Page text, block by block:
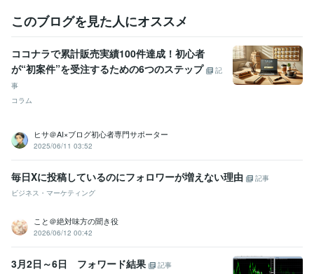
このブログを見た人にオススメ
ココナラで累計販売実績100件達成！初心者
が“初案件”を受注するための6つのステップ
記
事
コラム
ヒサ＠AI×ブログ初心者専門サポーター
2025/06/11 03:52
毎日Xに投稿しているのにフォロワーが増えない理由
記事
ビジネス・マーケティング
こと＠絶対味方の聞き役
2026/06/12 00:42
3月2日～6日 フォワード結果
記事